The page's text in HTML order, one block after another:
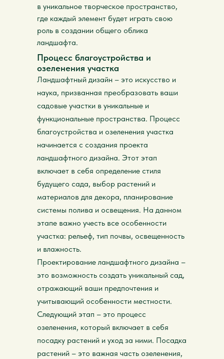
в уникальное творческое пространство,
где каждый элемент будет играть свою
роль в создании общего облика
ландшафта.
Процесс благоустройства и
озеленения участка
Ландшафтный дизайн – это искусство и
наука, призванная преобразовать ваши
садовые участки в уникальные и
функциональные пространства. Процесс
благоустройства и озеленения участка
начинается с создания проекта
ландшафтного дизайна. Этот этап
включает в себя определение стиля
будущего сада, выбор растений и
материалов для декора, планирование
системы полива и освещения. На данном
этапе важно учесть все особенности
участка: рельеф, тип почвы, освещенность
и влажность.
Проектирование ландшафтного дизайна –
это возможность создать уникальный сад,
отражающий ваши предпочтения и
учитывающий особенности местности.
Следующий этап – это процесс
озеленения, который включает в себя
посадку растений и уход за ними. Посадка
растений – это важная часть озеленения,